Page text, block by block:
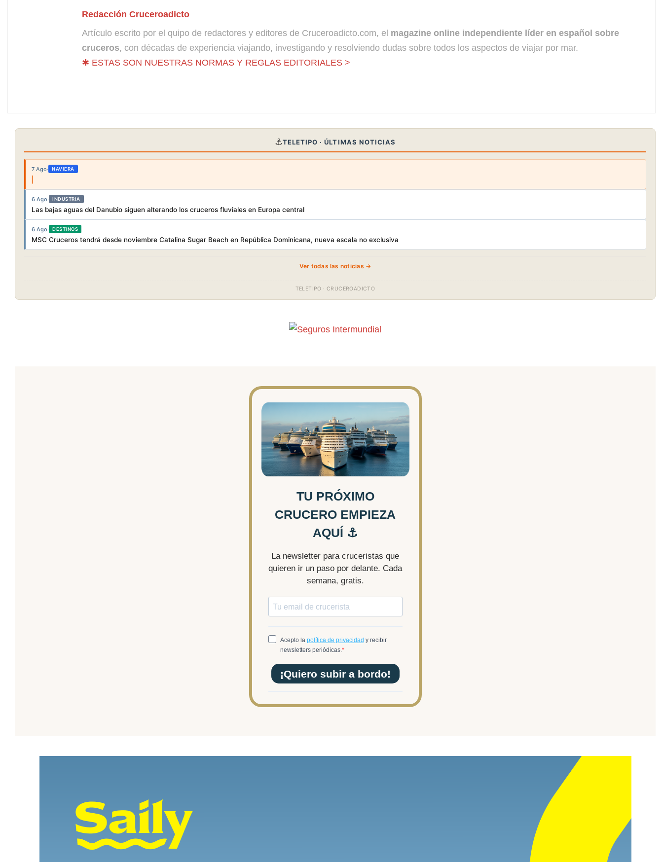
Redacción Cruceroadicto
Artículo escrito por el quipo de redactores y editores de Cruceroadicto.com, el magazine online independiente líder en español sobre
cruceros, con décadas de experiencia viajando, investigando y resolviendo dudas sobre todos los aspectos de viajar por mar.
✱ ESTAS SON NUESTRAS NORMAS Y REGLAS EDITORIALES >
⚓TELETIPO · ÚLTIMAS NOTICIAS
7 Ago· NAVIERA
6 Ago· INDUSTRIA
Las bajas aguas del Danubio siguen alterando los cruceros fluviales en Europa central
6 Ago· DESTINOS
MSC Cruceros tendrá desde noviembre Catalina Sugar Beach en República Dominicana, nueva escala no exclusiva
Ver todas las noticias →
TELETIPO · CRUCEROADICTO